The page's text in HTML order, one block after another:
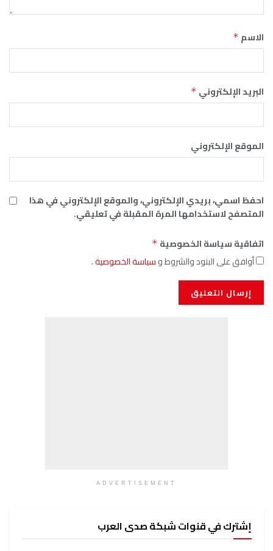
الاسم *
البريد الإلكتروني *
الموقع الإلكتروني
احفظ اسمي، بريدي الإلكتروني، والموقع الإلكتروني في هذا
المتصفح لاستخدامها المرة المقبلة في تعليقي.
اتفاقية سياسة الخصوصية *
أوافق على البنود والشروط وسياسة الخصوصية.
ADVERTISEMENT
إشترك في قنوات شبكة صدى العرب